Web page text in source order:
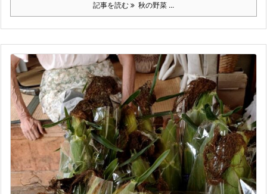
記事を読む 秋の野菜 ...